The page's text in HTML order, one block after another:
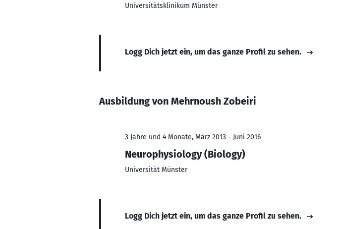
Universitätsklinikum Münster
Logg Dich jetzt ein, um das ganze Profil zu sehen.
Ausbildung von Mehrnoush Zobeiri
3 Jahre und 4 Monate, März 2013 - Juni 2016
Neurophysiology (Biology)
Universität Münster
Logg Dich jetzt ein, um das ganze Profil zu sehen.